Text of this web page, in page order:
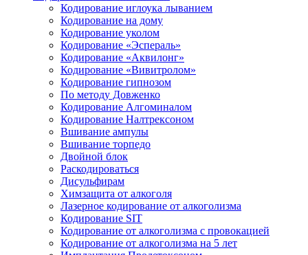
Кодирование иглоука лыванием
Кодирование на дому
Кодирование уколом
Кодирование «Эспераль»
Кодирование «Аквилонг»
Кодирование «Вивитролом»
Кодирование гипнозом
По методу Довженко
Кодирование Алгоминалом
Кодирование Налтрексоном
Вшивание ампулы
Вшивание торпедо
Двойной блок
Раскодироваться
Дисульфирам
Химзащита от алкоголя
Лазерное кодирование от алкоголизма
Кодирование SIT
Кодирование от алкоголизма с провокацией
Кодирование от алкоголизма на 5 лет